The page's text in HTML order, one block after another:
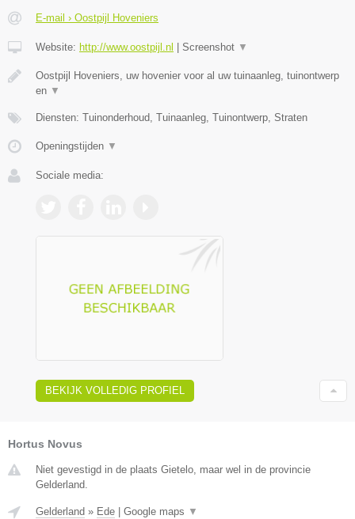
E-mail › Oostpijl Hoveniers
Website: http://www.oostpijl.nl Screenshot ▼
Oostpijl Hoveniers, uw hovenier voor al uw tuinaanleg, tuinontwerp
en ▼
Diensten: Tuinonderhoud, Tuinaanleg, Tuinontwerp, Straten
Openingstijden ▼
Sociale media:
BEKIJK VOLLEDIG PROFIEL
Hortus Novus
Niet gevestigd in de plaats Gietelo, maar wel in de provincie
Gelderland.
Gelderland » Ede Google maps ▼